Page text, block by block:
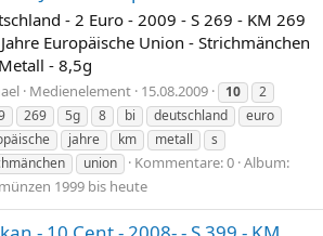
- 2 Euro - 2009 - S 269 - KM 269
Europäische Union - Strichmänchen
- 8,5g
Medienelement 15.08.2009 10
2
269 5g 8 bi deutschland
euro
jahre km metall
s
union Kommentare: 0 Album:
1999 bis heute